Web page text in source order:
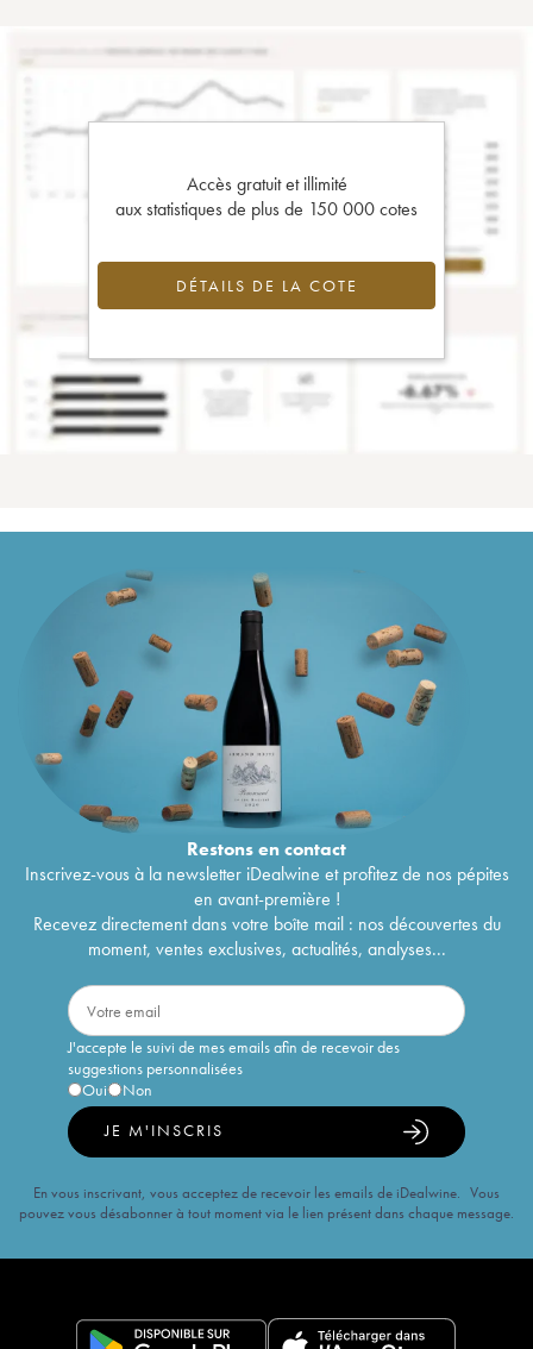
Accès gratuit et illimité
aux statistiques de plus de 150 000 cotes
DÉTAILS DE LA COTE
Restons encontact
Inscrivez-vous à la newsletter iDealwine et profitez de nos pépites
en avant-première !
Recevez directement dans votre boîte mail : nos découvertes du
moment, ventes exclusives, actualités, analyses...
J'accepte le suivi de mes emails afin de recevoir des
suggestions personnalisées
Oui
Non
JE M'INSCRIS
En vous inscrivant, vous acceptez de recevoir les emails de iDealwine. Vous
pouvez vous désabonner à tout moment via le lien présent dans chaque message.